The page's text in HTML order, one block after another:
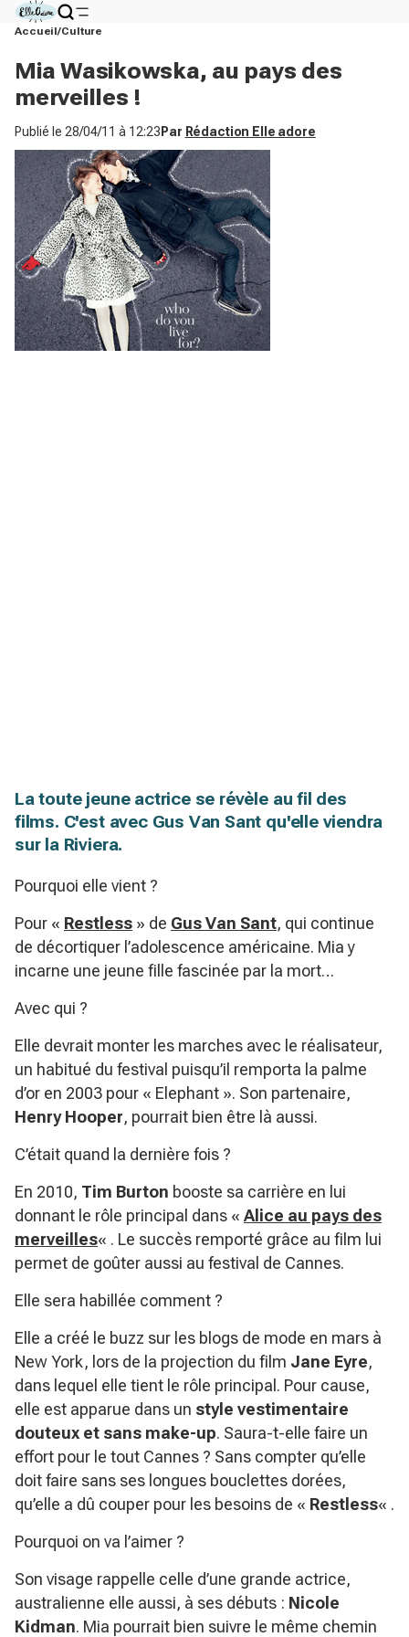
Accueil Culture
Mia Wasikowska, au pays des
merveilles !
Publié le 28/04/11 à 12:23 Par Rédaction Elle adore
La toute jeune actrice se révèle au fil des
films. C'est avec Gus Van Sant qu'elle viendra
sur la Riviera.
Pourquoi elle vient ?
Pour « Restless » de Gus Van Sant, qui continue
de décortiquer l’adolescence américaine. Mia y
incarne une jeune fille fascinée par la mort…
Avec qui ?
Elle devrait monter les marches avec le réalisateur,
un habitué du festival puisqu’il remporta la palme
d’or en 2003 pour « Elephant ». Son partenaire,
Henry Hooper, pourrait bien être là aussi.
C’était quand la dernière fois ?
En 2010, Tim Burton booste sa carrière en lui
donnant le rôle principal dans « Alice au pays des
merveilles« . Le succès remporté grâce au film lui
permet de goûter aussi au festival de Cannes.
Elle sera habillée comment ?
Elle a créé le buzz sur les blogs de mode en mars à
New York, lors de la projection du film Jane Eyre,
dans lequel elle tient le rôle principal. Pour cause,
elle est apparue dans un style vestimentaire
douteux et sans make-up. Saura-t-elle faire un
effort pour le tout Cannes ? Sans compter qu’elle
doit faire sans ses longues bouclettes dorées,
qu’elle a dû couper pour les besoins de « Restless« .
Pourquoi on va l’aimer ?
Son visage rappelle celle d’une grande actrice,
australienne elle aussi, à ses débuts : Nicole
Kidman. Mia pourrait bien suivre le même chemin